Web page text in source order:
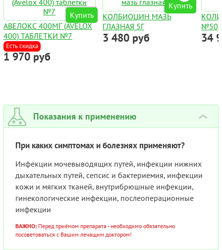
Купить
АВЕЛОКС 400МГ (AVELOX
400) ТАБЛЕТКИ №7
Есть скидка
1 970 руб
Купить
КОЛБИОЦИН МАЗЬ
ГЛАЗНАЯ 5Г
3 480 руб
№50
34
Показания к применению ›
При каких симптомах и болезнях применяют?
Инфекции мочевыводящих путей, инфекции нижних
дыхательных путей, сепсис и бактериемия, инфекции
кожи и мягких тканей, внутрибрюшные инфекции,
гинекологические инфекции, послеоперационные
инфекции
ВАЖНО: Перед приёмом препарата - необходимо обязательно
посоветоваться с Вашим лечащим доктором!